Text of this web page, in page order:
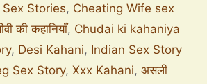
Stories, Cheating Wife sex
की कहानियाँ, Chudai ki kahaniya
, Desi Kahani, Indian Sex Story
Sex Story, Xxx Kahani, असली